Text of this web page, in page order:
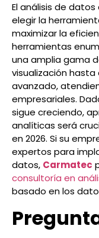
El análisis de
elegir la
maximizar la
herramientas
una amplia gama
visualización
avanzado,
empresariales.
sigue creciendo,
analíticas será
en 2026. Si su
expertos para
datos, Carmatec
consultoría en
basado en los